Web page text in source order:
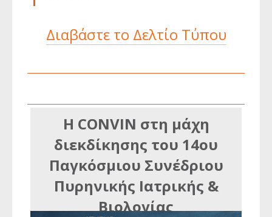
Διαβάστε το Δελτίο Τύπου
Η CONVIN στη μάχη
διεκδίκησης του 14ου
Παγκόσμιου Συνέδριου
Πυρηνικής Ιατρικής &
Βιολογίας